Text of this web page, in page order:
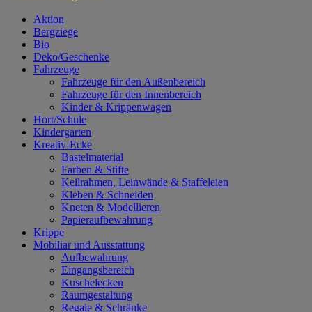
Aktion
Bergziege
Bio
Deko/Geschenke
Fahrzeuge
Fahrzeuge für den Außenbereich
Fahrzeuge für den Innenbereich
Kinder & Krippenwagen
Hort/Schule
Kindergarten
Kreativ-Ecke
Bastelmaterial
Farben & Stifte
Keilrahmen, Leinwände & Staffeleien
Kleben & Schneiden
Kneten & Modellieren
Papieraufbewahrung
Krippe
Mobiliar und Ausstattung
Aufbewahrung
Eingangsbereich
Kuschelecken
Raumgestaltung
Regale & Schränke